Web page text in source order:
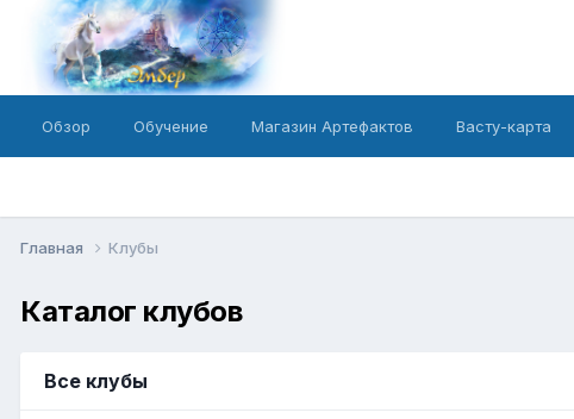
Обзор Обучение Магазин Артефактов Васту-карта
Главная Клубы
Каталог клубов
Все клубы